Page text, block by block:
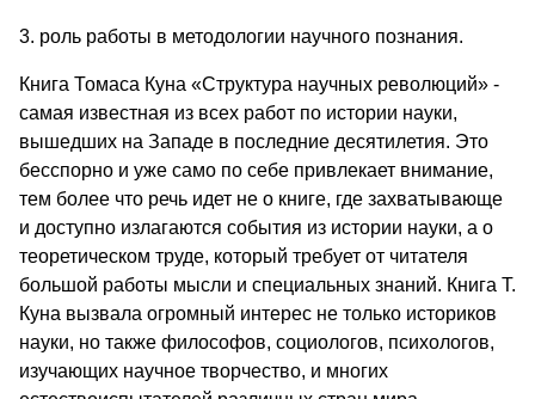
3. роль работы в методологии научного познания.
Книга Томаса Куна «Структура научных революций» -
самая известная из всех работ по истории науки,
вышедших на Западе в последние десятилетия. Это
бесспорно и уже само по себе привлекает внимание,
тем более что речь идет не о книге, где захватывающе
и доступно излагаются события из истории науки, а о
теоретическом труде, который требует от читателя
большой работы мысли и специальных знаний. Книга Т.
Куна вызвала огромный интерес не только историков
науки, но также философов, социологов, психологов,
изучающих научное творчество, и многих